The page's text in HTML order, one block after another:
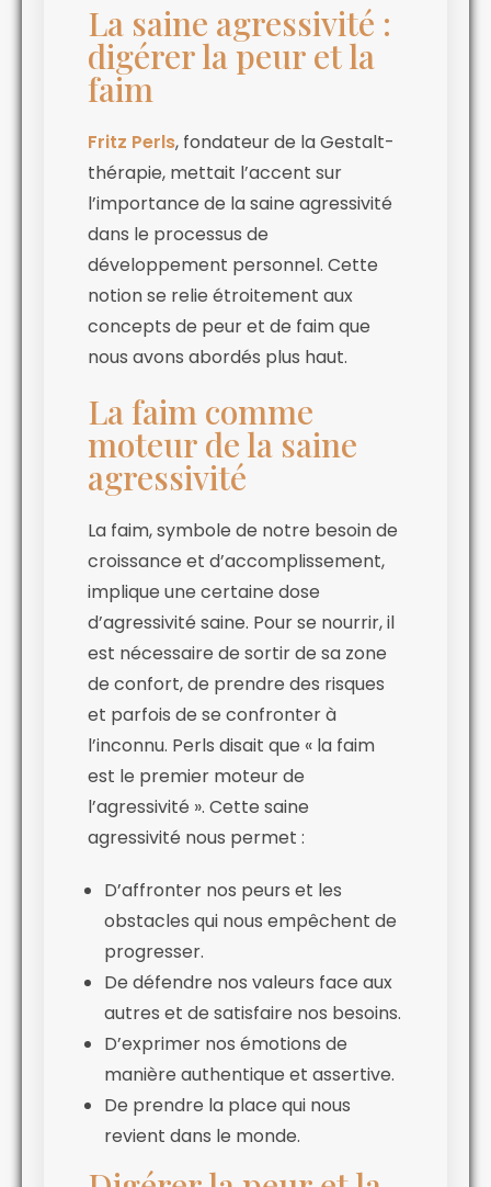
La saine agressivité :
digérer la peur et la
faim
Fritz Perls, fondateur de la Gestalt-
thérapie, mettait l’accent sur
l’importance de la saine agressivité
dans le processus de
développement personnel. Cette
notion se relie étroitement aux
concepts de peur et de faim que
nous avons abordés plus haut.
La faim comme
moteur de la saine
agressivité
La faim, symbole de notre besoin de
croissance et d’accomplissement,
implique une certaine dose
d’agressivité saine. Pour se nourrir, il
est nécessaire de sortir de sa zone
de confort, de prendre des risques
et parfois de se confronter à
l’inconnu. Perls disait que « la faim
est le premier moteur de
l’agressivité ». Cette saine
agressivité nous permet :
D’affronter nos peurs et les
obstacles qui nous empêchent de
progresser.
De défendre nos valeurs face aux
autres et de satisfaire nos besoins.
D’exprimer nos émotions de
manière authentique et assertive.
De prendre la place qui nous
revient dans le monde.